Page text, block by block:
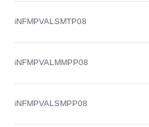
iNFMPVALSMTP08
iNFMPVALMMPP08
iNFMPVALSMPP08